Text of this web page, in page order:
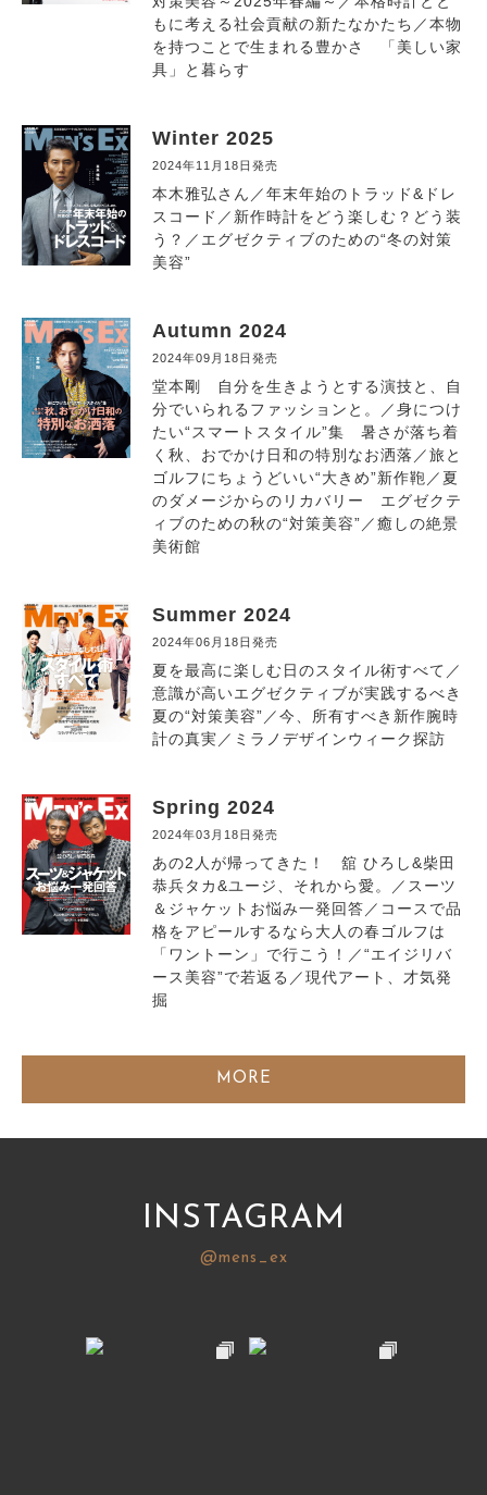
もに考える社会貢献の新たなかたち／本物
を持つことで生まれる豊かさ 「美しい家
具」と暮らす
Winter 2025
2024年11月18日発売
本木雅弘さん／年末年始のトラッド&ドレ
スコード／新作時計をどう楽しむ？どう装
う？／エグゼクティブのための“冬の対策
美容”
Autumn 2024
2024年09月18日発売
堂本剛 自分を生きようとする演技と、自
分でいられるファッションと。／身につけ
たい“スマートスタイル”集 暑さが落ち着
く秋、おでかけ日和の特別なお洒落／旅と
ゴルフにちょうどいい“大きめ”新作鞄／夏
のダメージからのリカバリー エグゼクテ
ィブのための秋の“対策美容”／癒しの絶景
美術館
Summer 2024
2024年06月18日発売
夏を最高に楽しむ日のスタイル術すべて／
意識が高いエグゼクティブが実践するべき
夏の“対策美容”／今、所有すべき新作腕時
計の真実／ミラノデザインウィーク探訪
Spring 2024
2024年03月18日発売
あの2人が帰ってきた！ 舘 ひろし&柴田
恭兵タカ&ユージ、それから愛。／スーツ
＆ジャケットお悩み一発回答／コースで品
格をアピールするなら大人の春ゴルフは
「ワントーン」で行こう！／“エイジリバ
ース美容”で若返る／現代アート、才気発
掘
MORE
INSTAGRAM
@mens_ex